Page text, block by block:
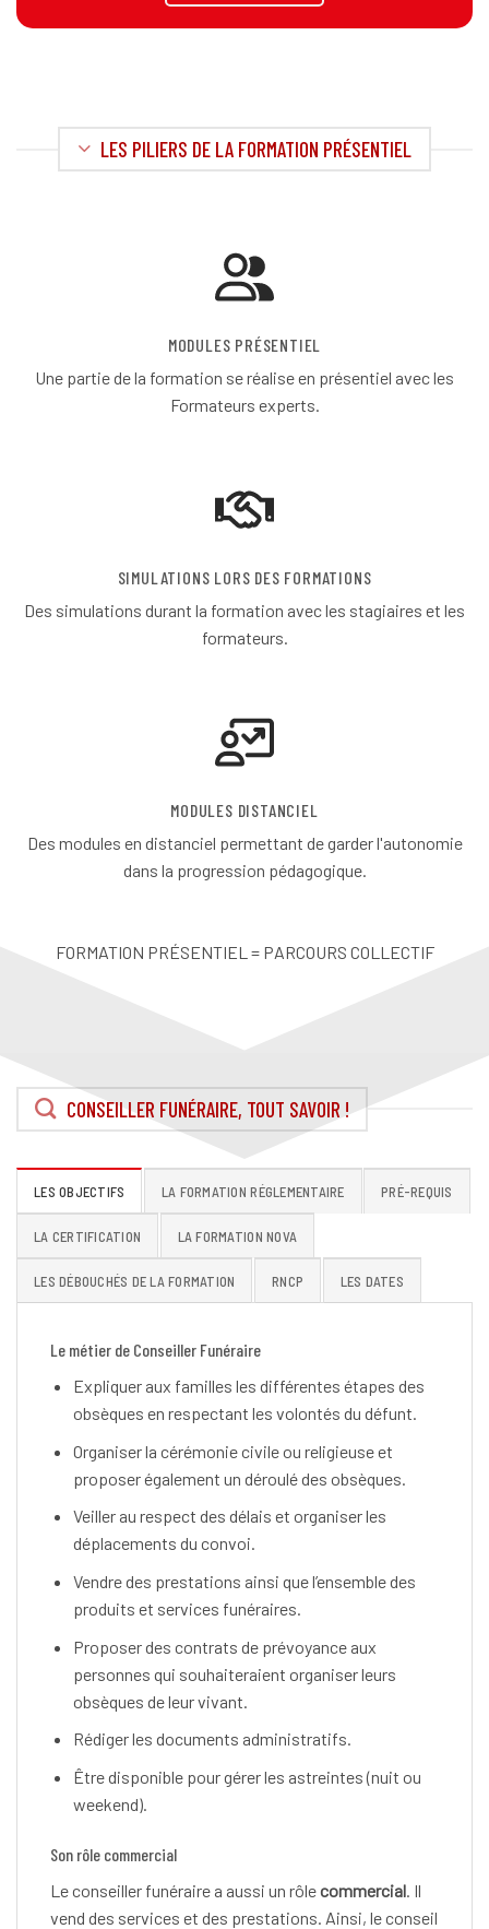
LES PILIERS DE LA FORMATION PRÉSENTIEL
MODULES PRÉSENTIEL
Une partie de la formation se réalise en présentiel avec les
Formateurs experts.
SIMULATIONS LORS DES FORMATIONS
Des simulations durant la formation avec les stagiaires et les
formateurs.
MODULES DISTANCIEL
Des modules en distanciel permettant de garder l'autonomie
dans la progression pédagogique.
FORMATION PRÉSENTIEL = PARCOURS COLLECTIF
CONSEILLER FUNÉRAIRE, TOUT SAVOIR !
LES OBJECTIFS LA FORMATION RÉGLEMENTAIRE PRÉ-REQUIS
LA CERTIFICATION LA FORMATION NOVA
LES DÉBOUCHÉS DE LA FORMATION RNCP LES DATES
Le métier de Conseiller Funéraire
Expliquer aux familles les différentes étapes des
obsèques en respectant les volontés du défunt.
Organiser la cérémonie civile ou religieuse et
proposer également un déroulé des obsèques.
Veiller au respect des délais et organiser les
déplacements du convoi.
Vendre des prestations ainsi que l’ensemble des
produits et services funéraires.
Proposer des contrats de prévoyance aux
personnes qui souhaiteraient organiser leurs
obsèques de leur vivant.
Rédiger les documents administratifs.
Être disponible pour gérer les astreintes (nuit ou
weekend).
Son rôle commercial
Le conseiller funéraire a aussi un rôlecommercial . Il
vend des services et des prestations. Ainsi, le conseil